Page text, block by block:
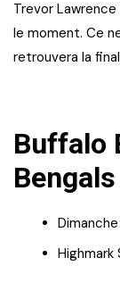
Trevor
le moment. Ce
retrouvera la
Buffalo
Bengals
Dimanche
Highmark